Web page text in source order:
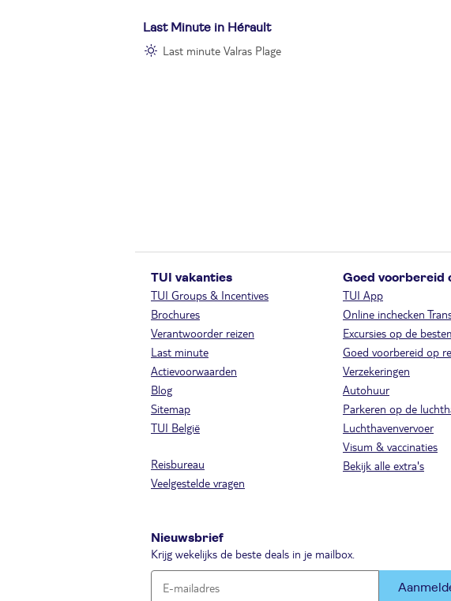
Last Minute in Hérault
Last minute Valras Plage
TUI vakanties
TUI Groups & Incentives
Brochures
Verantwoorder reizen
Last minute
Actievoorwaarden
Blog
Sitemap
TUI België
Reisbureau
Veelgestelde vragen
Goed voorbereid
TUI App
Online inchecken
Excursies op de
Goed voorbereid op
Verzekeringen
Autohuur
Parkeren op de
Luchthavenvervoer
Visum & vaccinaties
Bekijk alle extra's
Nieuwsbrief
Krijg wekelijks de beste deals in je mailbox.